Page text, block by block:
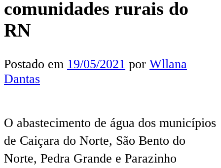
comunidades rurais do
RN
Postado em 19/05/2021 por Wllana
Dantas
O abastecimento de água dos municípios
de Caiçara do Norte, São Bento do
Norte, Pedra Grande e Parazinho